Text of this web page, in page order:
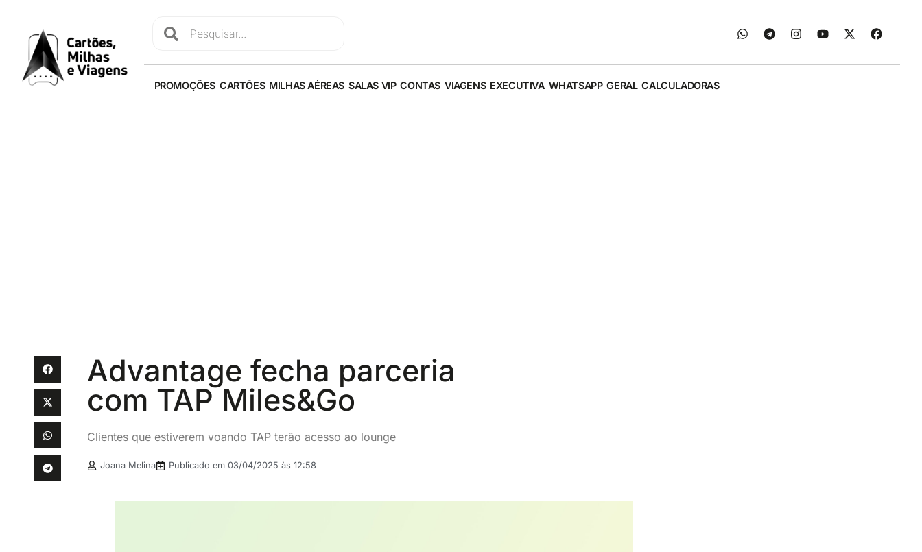
PROMOÇÕES CARTÕES MILHAS AÉREAS SALAS VIP CONTAS VIAGENS EXECUTIVA WHATSAPP GERAL CALCULADORAS
Advantage fecha parceria
com TAP Miles&Go
Clientes que estiverem voando TAP terão acesso ao lounge
Joana Melina Publicado em 03/04/2025 às 12:58